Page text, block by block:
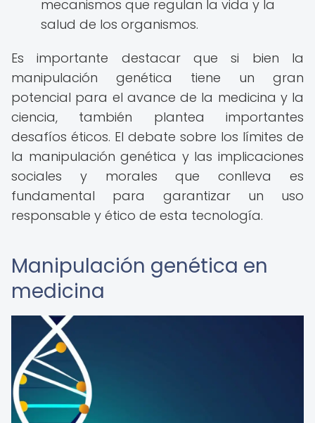
mecanismos que regulan la vida y la
salud de los organismos.
Es importante destacar que si bien la
manipulación genética tiene un gran
potencial para el avance de la medicina y la
ciencia, también plantea importantes
desafíos éticos. El debate sobre los límites de
la manipulación genética y las implicaciones
sociales y morales que conlleva es
fundamental para garantizar un uso
responsable y ético de esta tecnología.
Manipulación genética en
medicina